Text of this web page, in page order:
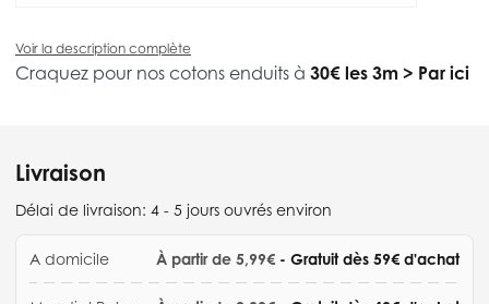
Voir la description complète
Craquez pour nos cotons enduits à 30€ les 3m > Par ici
Livraison
Délai de livraison: 4 - 5 jours ouvrés environ
A domicile À partir de 5,99€ - Gratuit dès 59€ d'achat